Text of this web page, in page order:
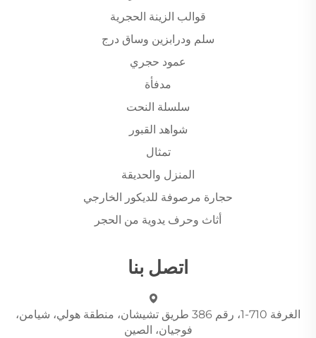
قوالب الزينة الحجرية
سلم ودرابزين وساق درج
عمود حجري
مدفأة
سلسلة النحت
شواهد القبور
تمثال
المنزل والحديقة
حجارة مرصوفة للديكور الخارجي
أثاث وحرف يدوية من الحجر
اتصل بنا
الغرفة 710-1، رقم 386 طريق تشيشان، منطقة هولي، شيامن،
فوجيان، الصين